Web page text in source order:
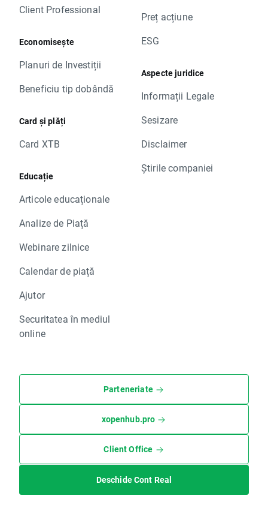
Client Professional
Economisește
Planuri de Investiții
Beneficiu tip dobândă
Card și plăți
Card XTB
Educație
Articole educaționale
Analize de Piață
Webinare zilnice
Calendar de piață
Ajutor
Securitatea în mediul
online
Preț acțiune
ESG
Aspecte juridice
Informații Legale
Sesizare
Disclaimer
Știrile companiei
Parteneriate
xopenhub.pro
Client Office
Deschide Cont Real